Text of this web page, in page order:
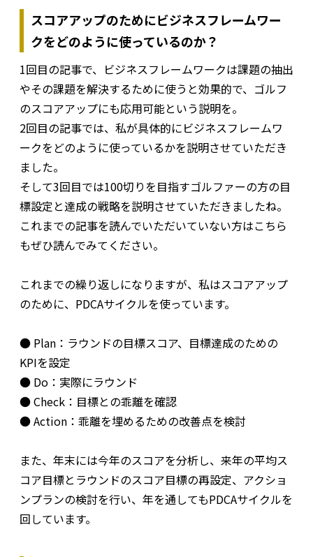
スコアアップのためにビジネスフレームワー
クをどのように使っているのか？
1回目の記事で、ビジネスフレームワークは課題の抽出
やその課題を解決するために使うと効果的で、ゴルフ
のスコアアップにも応用可能という説明を。
2回目の記事では、私が具体的にビジネスフレームワ
ークをどのように使っているかを説明させていただき
ました。
そして3回目では100切りを目指すゴルファーの方の目
標設定と達成の戦略を説明させていただきましたね。
これまでの記事を読んでいただいていない方はこちら
もぜひ読んでみてください。
これまでの繰り返しになりますが、私はスコアアップ
のために、PDCAサイクルを使っています。
● Plan：ラウンドの目標スコア、目標達成のための
KPIを設定
● Do：実際にラウンド
● Check：目標との乖離を確認
● Action：乖離を埋めるための改善点を検討
また、年末には今年のスコアを分析し、来年の平均ス
コア目標とラウンドのスコア目標の再設定、アクショ
ンプランの検討を行い、年を通してもPDCAサイクルを
回しています。